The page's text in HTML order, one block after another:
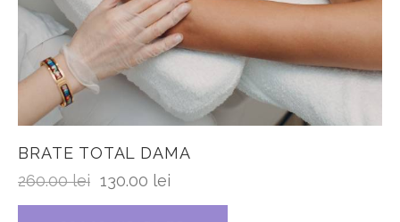
BRATE TOTAL DAMA
260.00lei 130.00 lei